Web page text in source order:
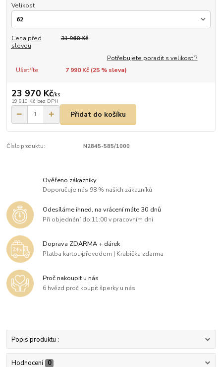
Velikost
Cena před
slevou
31 960 Kč
Potřebujete poradit s velikostí?
Ušetříte
7 990 Kč (25% sleva)
23 970 Kč/ks
19 810 Kč bez DPH
Přidat do košíku
Číslo produktu: N2845-585/1000
Ověřeno zákazníky
Doporučuje nás 98 % našich zákazníků
Odesíláme ihned, na vrácení máte 30 dnů
Při objednání do 11:00 v pracovním dni
Doprava ZDARMA + dárek
Platba kartou/převodem | Krabička zdarma
Proč nakoupit u nás
6 hvězd proč koupit šperky u nás
Popis produktu :
Hodnocení 0